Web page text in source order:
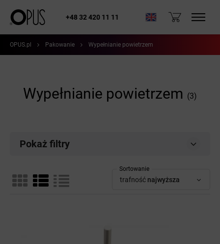
+48 32 420 11 11
OPUS.pl Pakowanie Wypełnianie powietrzem
Wypełnianie powietrzem (3)
Pokaż filtry
Sortowanie
trafność najwyższa